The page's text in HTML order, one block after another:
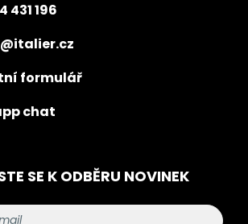
431 196
formulář
chat
SE K ODBĚRU NOVINEK